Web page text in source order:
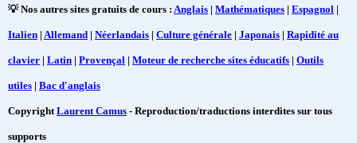
💡 Nos autres sites gratuits de cours : Anglais | Mathématiques | Espagnol |
Italien | Allemand | Néerlandais | Culture générale | Japonais | Rapidité au
clavier | Latin | Provençal | Moteur de recherche sites éducatifs | Outils
utiles | Bac d'anglais
CopyrightLaurent Camus - Reproduction/traductions interdites sur tous
supports